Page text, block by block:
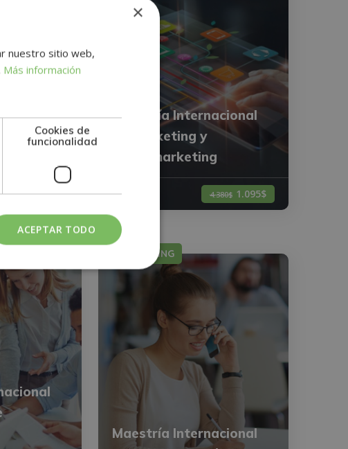
2.976$ 744$
Maestría Internacional
en Marketing y
Neuromarketing
4.380$ 1.095$
MARKETING
Maestría Internacional
×
nuestro sitio web,
Más información
Cookies de
funcionalidad
ACEPTAR TODO